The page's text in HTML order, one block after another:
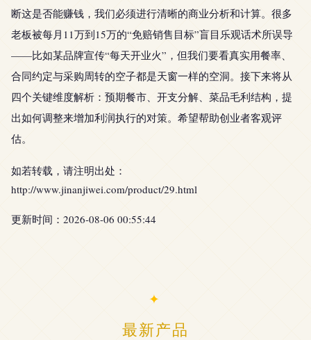
断这是否能赚钱，我们必须进行清晰的商业分析和计算。很多
老板被每月11万到15万的“免赔销售目标”盲目乐观话术所误导
——比如某品牌宣传“每天开业火”，但我们要看真实用餐率、
合同约定与采购周转的空子都是天窗一样的空洞。接下来将从
四个关键维度解析：预期餐市、开支分解、菜品毛利结构，提
出如何调整来增加利润执行的对策。希望帮助创业者客观评
估。
如若转载，请注明出处：
http://www.jinanjiwei.com/product/29.html
更新时间：2026-08-06 00:55:44
最新产品